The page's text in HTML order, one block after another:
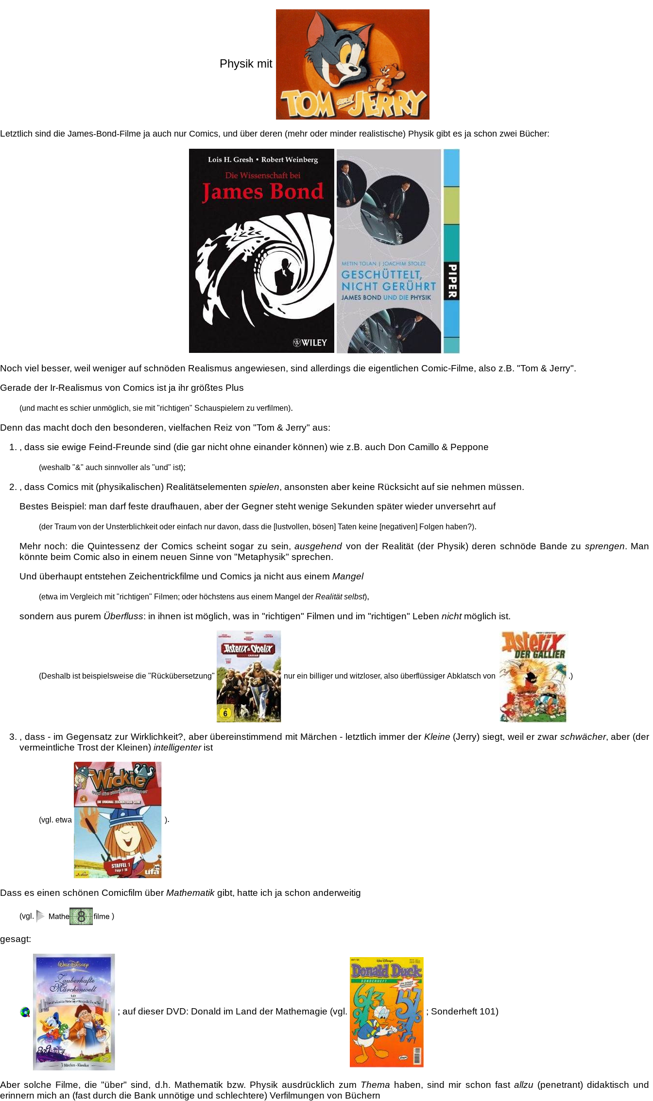
Physik mit
Letztlich sind die James-Bond-Filme ja auch nur Comics, und über deren (mehr oder minder realistische) Physik gibt es ja schon zwei Bücher:
Noch viel besser, weil weniger auf schnöden Realismus angewiesen, sind allerdings die eigentlichen Comic-Filme, also z.B. "Tom & Jerry".
Gerade der Ir-Realismus von Comics ist ja ihr größtes Plus
(und macht es schier unmöglich, sie mit "richtigen" Schauspielern zu verfilmen).
Denn das macht doch den besonderen, vielfachen Reiz von "Tom & Jerry" aus:
, dass sie ewige Feind-Freunde sind (die gar nicht ohne einander können) wie z.B. auch Don Camillo & Peppone
(weshalb "&" auch sinnvoller als "und" ist);
, dass Comics mit (physikalischen) Realitätselementen spielen, ansonsten aber keine Rücksicht auf sie nehmen müssen.
Bestes Beispiel: man darf feste draufhauen, aber der Gegner steht wenige Sekunden später wieder unversehrt auf
(der Traum von der Unsterblichkeit oder einfach nur davon, dass die [lustvollen, bösen] Taten keine [negativen] Folgen haben?).
Mehr noch: die Quintessenz der Comics scheint sogar zu sein,ausgehend von der Realität (der Physik) deren schnöde Bande zu sprengen. Man
könnte beim Comic also in einem neuen Sinne von "Metaphysik" sprechen.
Und überhaupt entstehen Zeichentrickfilme und Comics ja nicht aus einem Mangel
(etwa im Vergleich mit "richtigen" Filmen; oder höchstens aus einem Mangel der Realität selbst),
sondern aus purem Überfluss: in ihnen ist möglich, was in "richtigen" Filmen und im "richtigen" Leben nichtmöglich ist.
(Deshalb ist beispielsweise die "Rückübersetzung" nur ein billiger und witzloser, also überflüssiger Abklatsch von .)
, dass - im Gegensatz zur Wirklichkeit?, aber übereinstimmend mit Märchen - letztlich immer der Kleine (Jerry) siegt, weil er zwar schwächer, aber (der
vermeintliche Trost der Kleinen) intelligenterist
(vgl. etwa ).
Dass es einen schönen Comicfilm über Mathematik gibt, hatte ich ja schon anderweitig
(vgl. )
gesagt:
; auf dieser DVD: Donald im Land der Mathemagie (vgl. ; Sonderheft 101)
Aber solche Filme, die "über" sind, d.h. Mathematik bzw. Physik ausdrücklich zum Thema haben, sind mir schon fast allzu (penetrant) didaktisch und
erinnern mich an (fast durch die Bank unnötige und schlechtere) Verfilmungen von Büchern